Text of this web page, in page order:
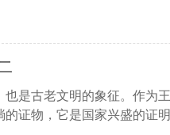
也是古老文明的象征。作为
的证物，它是国家兴盛的证